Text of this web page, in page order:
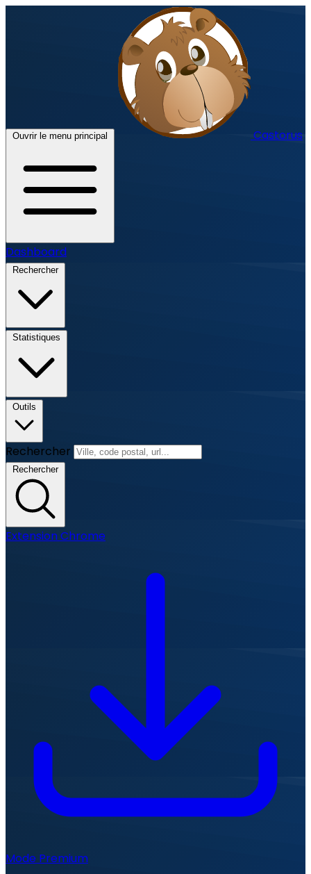
Ouvrir le menu principal Castorus
Dashboard
Rechercher
Statistiques
Outils
Rechercher
Rechercher
Extension Chrome
Mode Premium